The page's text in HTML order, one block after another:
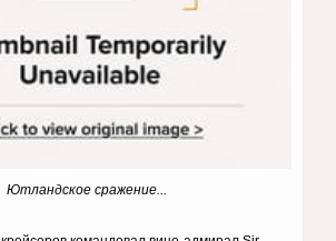
Ютландское сражение...